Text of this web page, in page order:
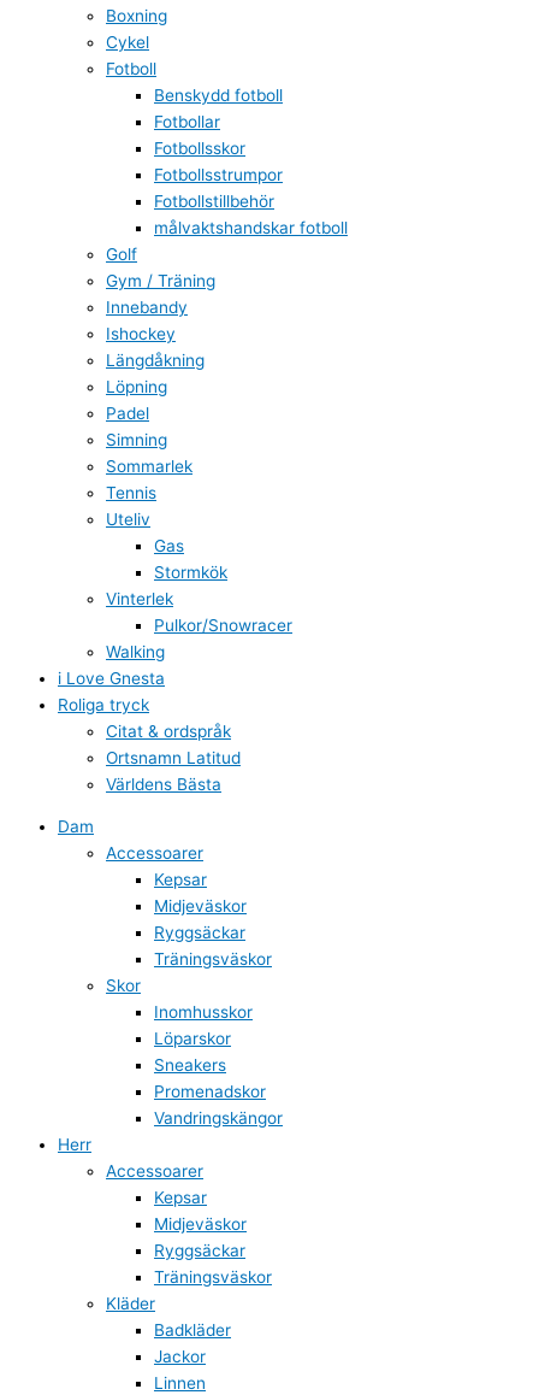
Boxning
Cykel
Fotboll
Benskydd fotboll
Fotbollar
Fotbollsskor
Fotbollsstrumpor
Fotbollstillbehör
målvaktshandskar fotboll
Golf
Gym / Träning
Innebandy
Ishockey
Längdåkning
Löpning
Padel
Simning
Sommarlek
Tennis
Uteliv
Gas
Stormkök
Vinterlek
Pulkor/Snowracer
Walking
i Love Gnesta
Roliga tryck
Citat & ordspråk
Ortsnamn Latitud
Världens Bästa
Dam
Accessoarer
Kepsar
Midjeväskor
Ryggsäckar
Träningsväskor
Skor
Inomhusskor
Löparskor
Sneakers
Promenadskor
Vandringskängor
Herr
Accessoarer
Kepsar
Midjeväskor
Ryggsäckar
Träningsväskor
Kläder
Badkläder
Jackor
Linnen